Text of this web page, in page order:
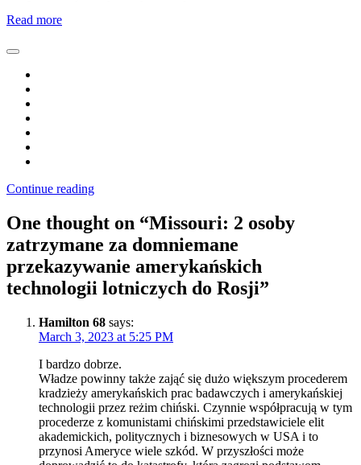
Read more
Continue reading
One thought on “Missouri: 2 osoby
zatrzymane za domniemane
przekazywanie amerykańskich
technologii lotniczych do Rosji”
Hamilton 68 says:
March 3, 2023 at 5:25 PM
I bardzo dobrze.
Władze powinny także zająć się dużo większym procederem
kradzieży amerykańskich prac badawczych i amerykańskiej
technologii przez reżim chiński. Czynnie współpracują w tym
procederze z komunistami chińskimi przedstawiciele elit
akademickich, politycznych i biznesowych w USA i to
przynosi Ameryce wiele szkód. W przyszłości może